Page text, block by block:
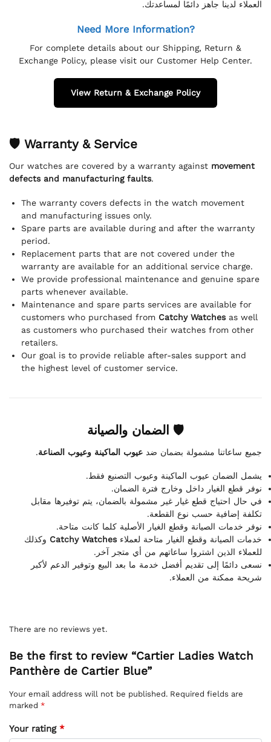
العملاء لدينا جاهز دائمًا لمساعدتك.
Need More Information?
For complete details about our Shipping, Return &
Exchange Policy, please visit our Customer Help Center.
View Return & Exchange Policy
🛡 Warranty & Service
Our watches are covered by a warranty against movement
defects and manufacturing faults.
The warranty covers defects in the watch movement
and manufacturing issues only.
Spare parts are available during and after the warranty
period.
Replacement parts that are not covered under the
warranty are available for an additional service charge.
We provide professional maintenance and genuine spare
parts whenever available.
Maintenance and spare parts services are available for
customers who purchased from Catchy Watchesas well
as customers who purchased their watches from other
retailers.
Our goal is to provide reliable after-sales support and
the highest level of customer service.
🛡 الضمان والصيانة
جميع ساعاتنا مشمولة بضمان ضد عيوب الماكينة وعيوب الصناعة.
يشمل الضمان عيوب الماكينة وعيوب التصنيع فقط.
نوفر قطع الغيار داخل وخارج فترة الضمان.
في حال احتياج قطع غيار غير مشمولة بالضمان، يتم توفيرها مقابل
تكلفة إضافية حسب نوع القطعة.
نوفر خدمات الصيانة وقطع الغيار الأصلية كلما كانت متاحة.
خدمات الصيانة وقطع الغيار متاحة لعملاءCatchy Watches وكذلك
للعملاء الذين اشتروا ساعاتهم من أي متجر آخر.
نسعى دائمًا إلى تقديم أفضل خدمة ما بعد البيع وتوفير الدعم لأكبر
شريحة ممكنة من العملاء.
There are no reviews yet.
Be the first to review “Cartier Ladies Watch
Panthère de Cartier Blue”
Your email address will not be published. Required fields are
marked *
Your rating *